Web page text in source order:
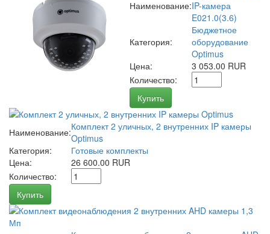
Наименование:IP-камера
E021.0(3.6)
Категория:
Бюджетное
оборудование
Optimus
Цена:
3 053.00 RUR
Количество:
Купить
Наименование:Комплект 2 уличных, 2 внутренних IP камеры
Optimus
Категория:
Готовые комплекты
Цена:
26 600.00 RUR
Количество:
Купить